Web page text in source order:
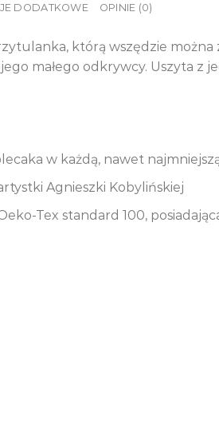
DODATKOWE OPINIE (0)
którą wszędzie można
małego odkrywcy. Uszyta
w każdą, nawet
Agnieszki Kobylińskiej
Tex standard 100,